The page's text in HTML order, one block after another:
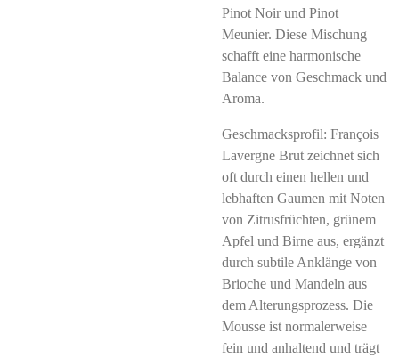
Pinot Noir und Pinot
Meunier. Diese Mischung
schafft eine harmonische
Balance von Geschmack und
Aroma.
Geschmacksprofil: François
Lavergne Brut zeichnet sich
oft durch einen hellen und
lebhaften Gaumen mit Noten
von Zitrusfrüchten, grünem
Apfel und Birne aus, ergänzt
durch subtile Anklänge von
Brioche und Mandeln aus
dem Alterungsprozess. Die
Mousse ist normalerweise
fein und anhaltend und trägt